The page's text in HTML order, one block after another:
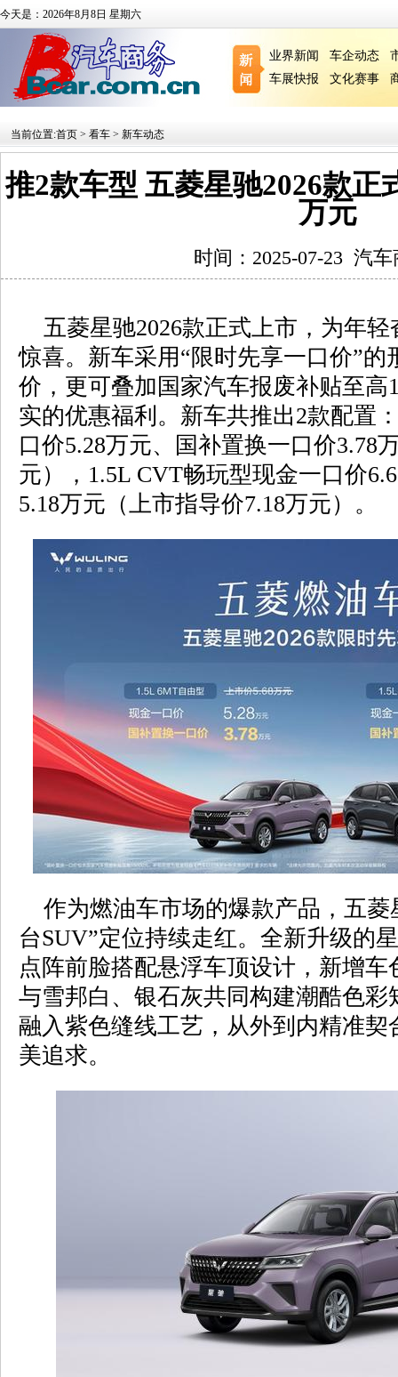
今天是：2026年8月8日 星期六
业界新闻 车企动态
车展快报
文化赛事
当前位置:首页 > 看车 > 新车动态
推2款车型 五菱星驰2026款正
万元
时间：2025-07-23 汽车
五菱星驰2026款正式上市，为年轻
惊喜。新车采用“限时先享一口价”
价，更可叠加国家汽车报废补贴至高
实的优惠福利。新车共推出2款配置
口价5.28万元、国补置换一口价3.78
元），1.5L CVT畅玩型现金一口价
5.18万元（上市指导价7.18万元）。
作为燃油车市场的爆款产品，五菱
台SUV”定位持续走红。全新升级的
点阵前脸搭配悬浮车顶设计，新增
与雪邦白、银石灰共同构建潮酷色
融入紫色缝线工艺，从外到内精准
美追求。